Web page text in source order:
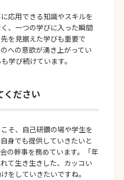
応用できる知識やスキルを
、一つの学びに入った瞬間
を見据えた学びも重要で
への意欲が湧き上がってい
学び続けています。
ください
そ、自己研鑽の場や学生を
身でも提供していきたいと
の幹事を務めています。「年
て生き生きした、カッコい
をしていきたいですね。